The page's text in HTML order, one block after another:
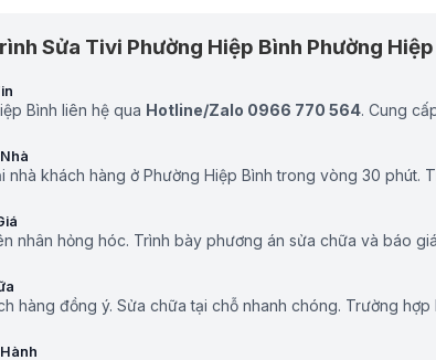
Sửa Tivi Phường Hiệp Bình Phường
Bình liên hệ qua Hotline/Zalo 0966 770 564. Cung
nhà khách hàng ở Phường Hiệp Bình trong vòng 30 phút.
nhân hỏng hóc. Trình bày phương án sửa chữa và báo
hàng đồng ý. Sửa chữa tại chỗ nhanh chóng. Trường